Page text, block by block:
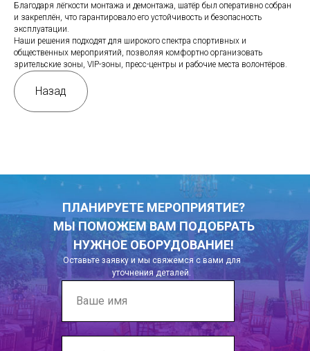
Благодаря лёгкости монтажа и демонтажа, шатёр был оперативно собран
и закреплён, что гарантировало его устойчивость и безопасность
эксплуатации.
Наши решения подходят для широкого спектра спортивных и
общественных мероприятий, позволяя комфортно организовать
зрительские зоны, VIP-зоны, пресс-центры и рабочие места волонтёров.
Назад
ПЛАНИРУЕТЕ МЕРОПРИЯТИЕ?
МЫ ПОМОЖЕМ ВАМ ПОДОБРАТЬ
НУЖНОЕ ОБОРУДОВАНИЕ!
Оставьте заявку и мы свяжемся с вами для
уточнения деталей.